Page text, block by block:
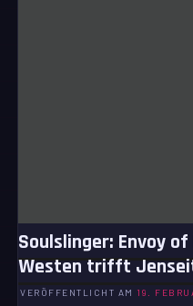
Soulslinger: Envoy
Westen trifft
VERÖFFENTLICHT AM 19.